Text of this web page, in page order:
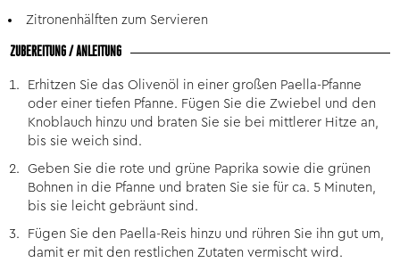
Zitronenhälften zum Servieren
ZUBEREITUNG / ANLEITUNG
Erhitzen Sie das Olivenöl in einer großen Paella-Pfanne
oder einer tiefen Pfanne. Fügen Sie die Zwiebel und den
Knoblauch hinzu und braten Sie sie bei mittlerer Hitze an,
bis sie weich sind.
Geben Sie die rote und grüne Paprika sowie die grünen
Bohnen in die Pfanne und braten Sie sie für ca. 5 Minuten,
bis sie leicht gebräunt sind.
Fügen Sie den Paella-Reis hinzu und rühren Sie ihn gut um,
damit er mit den restlichen Zutaten vermischt wird.